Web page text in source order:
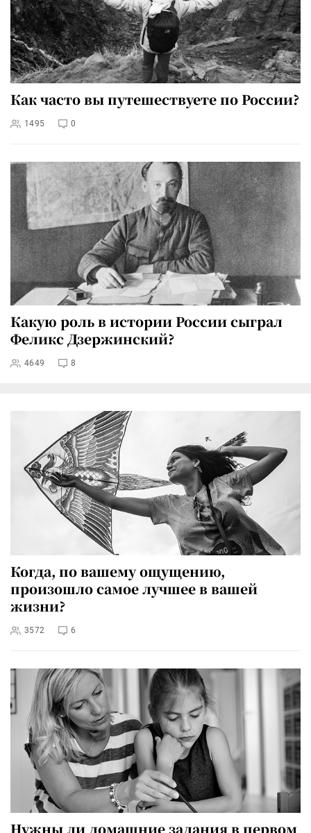
Как часто вы путешествуете по России?
1495 0
Какую роль в истории России сыграл
Феликс Дзержинский?
4649 8
Когда, по вашему ощущению,
произошло самое лучшее в вашей
жизни?
3572 6
Нужны ли домашние задания в первом